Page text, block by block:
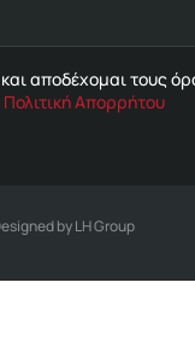
αποδέχομαι τους
Πολιτική Απορρήτου
by LH Group